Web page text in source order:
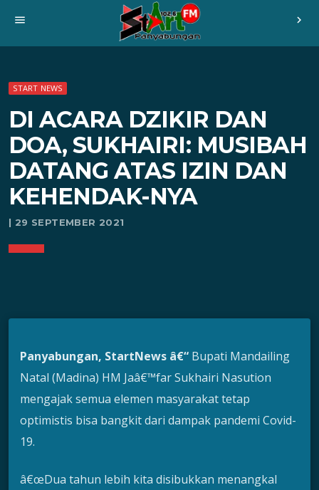
menu chevron_right
START NEWS
DI ACARA DZIKIR DAN
DOA, SUKHAIRI: MUSIBAH
DATANG ATAS IZIN DAN
KEHENDAK-NYA
| 29 SEPTEMBER 2021
Panyabungan, StartNews â€“ Bupati Mandailing
Natal (Madina) HM Jaâ€™far Sukhairi Nasution
mengajak semua elemen masyarakat tetap
optimistis bisa bangkit dari dampak pandemi Covid-
19.
â€œDua tahun lebih kita disibukkan menangkal